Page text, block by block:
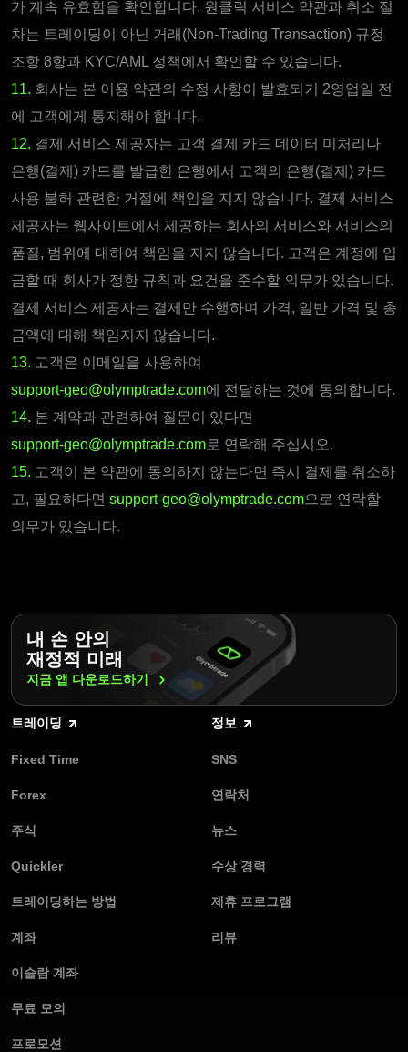
가 계속 유효함을 확인합니다. 원클릭 서비스 약관과 취소 절
차는 트레이딩이 아닌 거래(Non-Trading Transaction) 규정
조항 8항과 KYC/AML 정책에서 확인할 수 있습니다.
11. 회사는 본 이용 약관의 수정 사항이 발효되기 2영업일 전
에 고객에게 통지해야 합니다.
12. 결제 서비스 제공자는 고객 결제 카드 데이터 미처리나
은행(결제) 카드를 발급한 은행에서 고객의 은행(결제) 카드
사용 불허 관련한 거절에 책임을 지지 않습니다. 결제 서비스
제공자는 웹사이트에서 제공하는 회사의 서비스와 서비스의
품질, 범위에 대하여 책임을 지지 않습니다. 고객은 계정에 입
금할 때 회사가 정한 규칙과 요건을 준수할 의무가 있습니다.
결제 서비스 제공자는 결제만 수행하며 가격, 일반 가격 및 총
금액에 대해 책임지지 않습니다.
13. 고객은 이메일을 사용하여
support-geo@olymptrade.com에 전달하는 것에 동의합니다.
14. 본 계약과 관련하여 질문이 있다면
support-geo@olymptrade.com로 연락해 주십시오.
15. 고객이 본 약관에 동의하지 않는다면 즉시 결제를 취소하
고, 필요하다면 support-geo@olymptrade.com으로 연락할
의무가 있습니다.
내 손 안의
재정적 미래
지금 앱 다운로드하기
트레이딩
Fixed Time
Forex
주식
Quickler
트레이딩하는 방법
계좌
이슬람 계좌
무료 모의
프로모션
정보
SNS
연락처
뉴스
수상 경력
제휴 프로그램
리뷰